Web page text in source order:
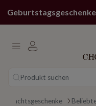
Produkt suchen